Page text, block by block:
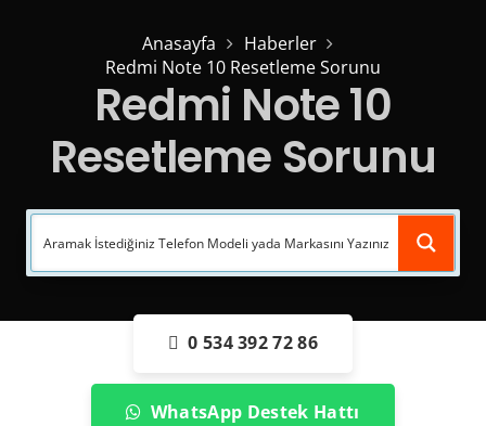
Anasayfa
Haberler
Redmi Note 10 Resetleme Sorunu
Redmi Note 10
Resetleme Sorunu
0 534 392 72 86
WhatsApp Destek Hattı